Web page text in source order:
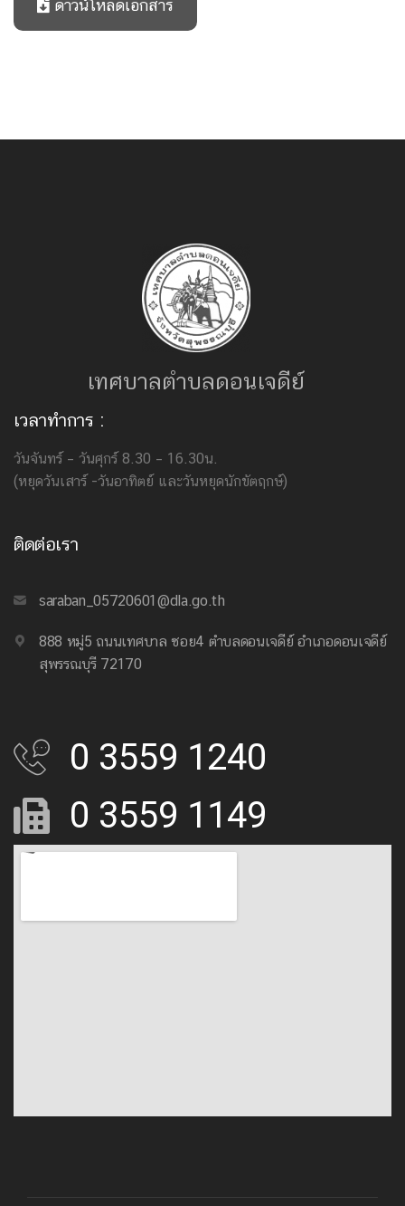
ดาวน์โหลดเอกสาร
เทศบาลตำบลดอนเจดีย์
เวลาทำการ :
วันจันทร์ – วันศุกร์ 8.30 – 16.30น.
(หยุดวันเสาร์ -วันอาทิตย์ และวันหยุดนักขัตฤกษ์)
ติดต่อเรา
saraban_05720601@dla.go.th
888 หมู่5 ถนนเทศบาล ซอย4 ตำบลดอนเจดีย์ อำเภอดอนเจดีย์
สุพรรณบุรี 72170
0 3559 1240
0 3559 1149